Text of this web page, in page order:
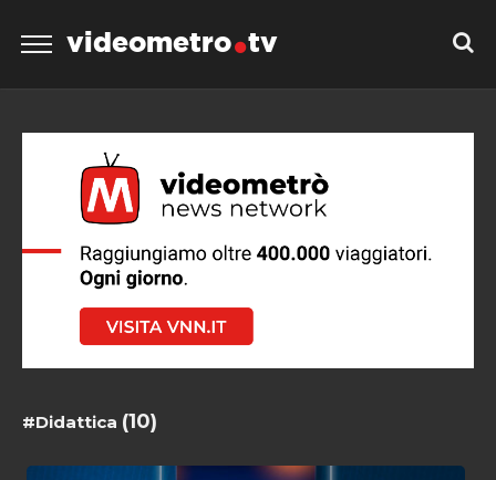
videometro tv
#Didattica (10)